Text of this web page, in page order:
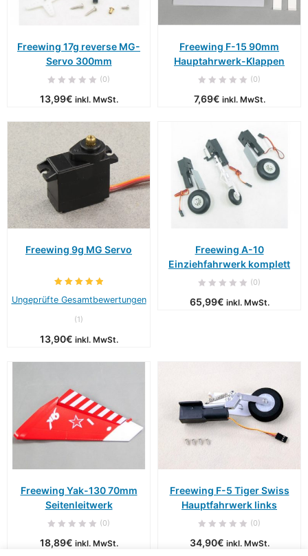
Freewing 17g reverse MG-
Servo 300mm
(0)
13,99€ inkl. MwSt.
Freewing F-15 90mm
Hauptahrwerk-Klappen
(0)
7,69€ inkl. MwSt.
Freewing 9g MG Servo
Ungeprüfte Gesamtbewertungen
(1)
13,90€ inkl. MwSt.
Freewing A-10
Einziehfahrwerk komplett
(0)
65,99€ inkl. MwSt.
Freewing Yak-130 70mm
Seitenleitwerk
(0)
18,89€ inkl. MwSt.
Freewing F-5 Tiger Swiss
Hauptfahrwerk links
(0)
34,90€ inkl. MwSt.